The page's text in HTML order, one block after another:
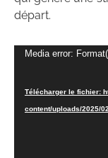
départ.
Lecteur
Media error:
Télécharger le fichier:
content/uploads/2025/